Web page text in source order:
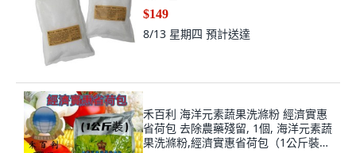
$149
8/13 星期四 預計送達
禾百利 海洋元素蔬果洗滌粉 經濟實惠
省荷包 去除農藥殘留, 1個, 海洋元素蔬
果洗滌粉,經濟實惠省荷包（1公斤裝）